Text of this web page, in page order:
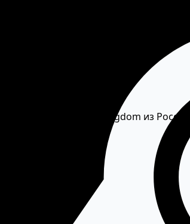
оплату Infinity Kingdom из России.